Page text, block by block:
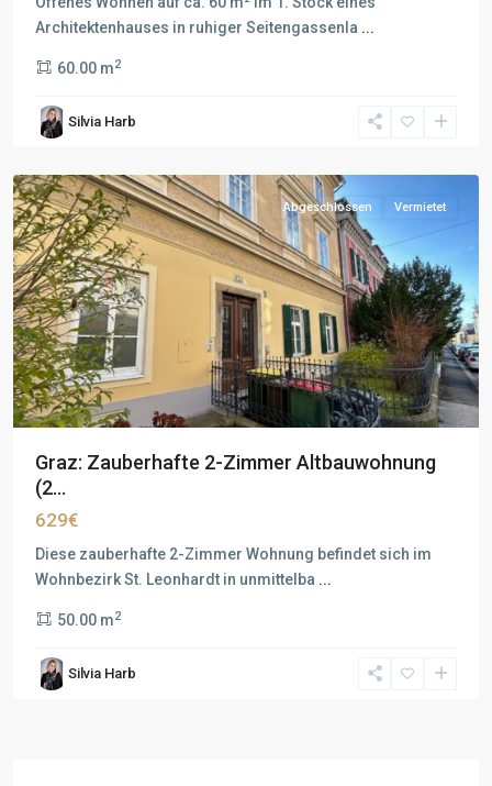
Architektenhauses in ruhiger Seitengassenla ...
60.00 m2
Silvia Harb
Abgeschlossen Vermietet
Graz: Zauberhafte 2-Zimmer Altbauwohnung
(2...
629€
Diese zauberhafte 2-Zimmer Wohnung befindet sich im
Wohnbezirk St. Leonhardt in unmittelba ...
50.00 m2
Silvia Harb